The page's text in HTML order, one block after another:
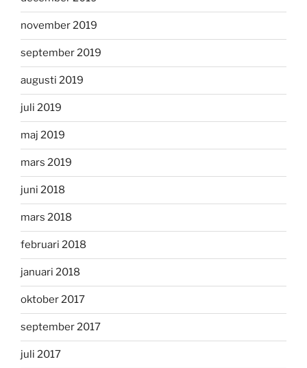
november 2019
september 2019
augusti 2019
juli 2019
maj 2019
mars 2019
juni 2018
mars 2018
februari 2018
januari 2018
oktober 2017
september 2017
juli 2017